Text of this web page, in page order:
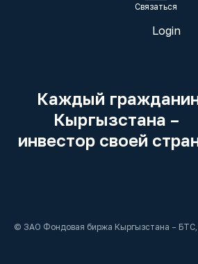
Связаться
Login
Каждый
Кыргызстана –
инвестор своей
© ЗАО Фондовая биржа Кыргызстана –